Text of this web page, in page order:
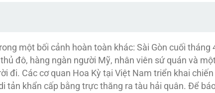
một bối cảnh hoàn toàn khác: Sài Gòn cuối tháng
đô, hàng ngàn người Mỹ, nhân viên sứ quán và
đi. Các cơ quan Hoa Kỳ tại Việt Nam triển khai chiến
tản khẩn cấp bằng trực thăng ra tàu hải quân. Để